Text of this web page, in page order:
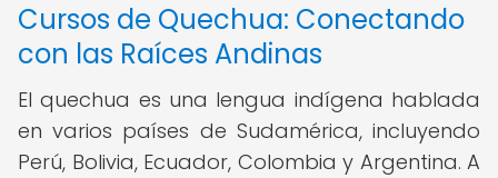
Cursos de Quechua: Conectando
con las Raíces Andinas
El quechua es una lengua indígena hablada
en varios países de Sudamérica, incluyendo
Perú, Bolivia, Ecuador, Colombia y Argentina. A